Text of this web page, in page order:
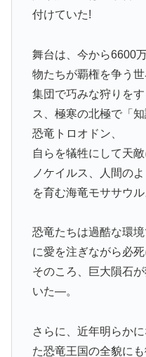
付けていた!
舞台は、今から6600
物たちが覇権を争う世
集団で巧みな狩りを
ス、極寒の北極で「
恐竜トロオドン、
自らを犠牲にして天
ノケイルス、人間の
を育む海竜モササウル
恐竜たちは過酷な環
に愛を注ぎながら必
そのころ、巨大隕石
いた―。
さらに、近年明らか
た恐竜王国の全貌に